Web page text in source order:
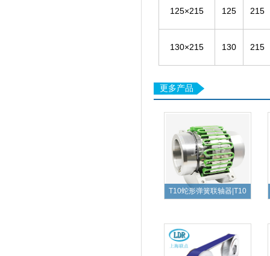
125×215 125 215
130×215 130 215
更多产品
T10蛇形弹簧联轴器|T10